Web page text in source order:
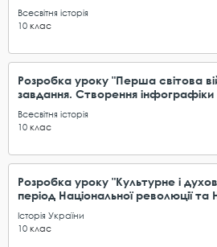
Всесвітня історія
10 клас
Розробка уроку "Перша світова
завдання. Створення інфографіки
Всесвітня історія
10 клас
Розробка уроку "Культурне і
період Національної революції та
Історія України
10 клас